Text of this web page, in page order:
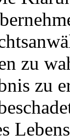
zu
zu